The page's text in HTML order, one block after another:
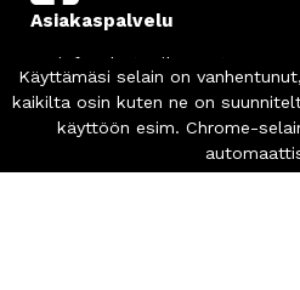
Asiakaspalvelu
info @betonikoneet.com
+358 500 564 649